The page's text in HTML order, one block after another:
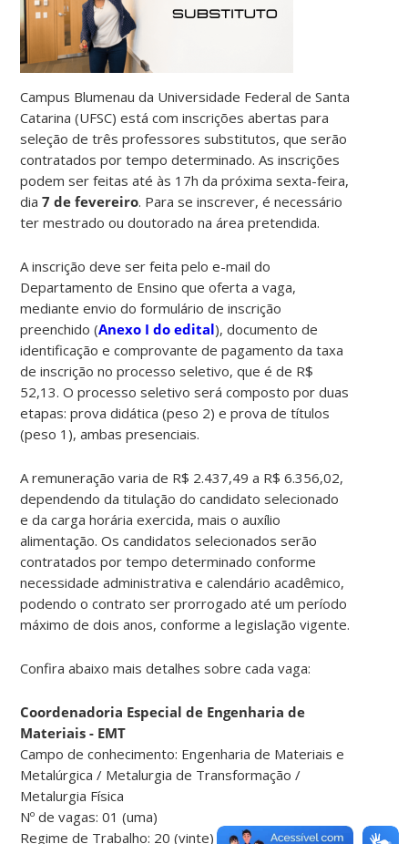
Campus Blumenau da Universidade Federal de Santa
Catarina (UFSC) está com inscrições abertas para
seleção de três professores substitutos, que serão
contratados por tempo determinado. As inscrições
podem ser feitas até às 17h da próxima sexta-feira,
dia7 de fevereiro. Para se inscrever, é necessário
ter mestrado ou doutorado na área pretendida.
A inscrição deve ser feita pelo e-mail do
Departamento de Ensino que oferta a vaga,
mediante envio do formulário de inscrição
preenchido (Anexo I do edital), documento de
identificação e comprovante de pagamento da taxa
de inscrição no processo seletivo, que é de R$
52,13. O processo seletivo será composto por duas
etapas: prova didática (peso 2) e prova de títulos
(peso 1), ambas presenciais.
A remuneração varia de R$ 2.437,49 a R$ 6.356,02,
dependendo da titulação do candidato selecionado
e da carga horária exercida, mais o auxílio
alimentação. Os candidatos selecionados serão
contratados por tempo determinado conforme
necessidade administrativa e calendário acadêmico,
podendo o contrato ser prorrogado até um período
máximo de dois anos, conforme a legislação vigente.
Confira abaixo mais detalhes sobre cada vaga:
Coordenadoria Especial de Engenharia de
Materiais - EMT
Campo de conhecimento: Engenharia de Materiais e
Metalúrgica / Metalurgia de Transformação /
Metalurgia Física
Nº de vagas: 01 (uma)
Regime de Trabalho: 20 (vinte) horas semanais